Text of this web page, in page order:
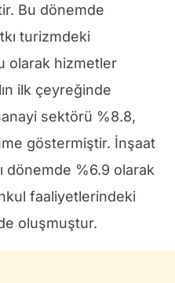
Bu dönemde
turizmdeki
olarak hizmetler
ilk çeyreğinde
sektörü %8.8,
göstermiştir. İnşaat
dönemde %6.9 olarak
faaliyetlerindeki
oluşmuştur.